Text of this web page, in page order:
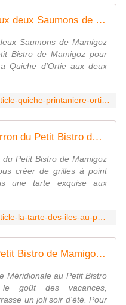
Quiche printanière : Ortie aux deux Saumons de Mamigoz - Chez Mamigoz
Saumons de Mamigoz
Bistro de Mamigoz pour
Quiche d'Ortie aux deux
La Tarte des Iles au Potimarron du Petit Bistro de Mamigoz - Chez Mamigoz
Petit Bistro de Mamigoz
créer de grilles à point
une tarte exquise aux
La Quiche méridionale du Petit Bistro de Mamigoz - Chez Mamigoz
Méridionale au Petit Bistro
goût des vacances,
un joli soir d'été. Pour